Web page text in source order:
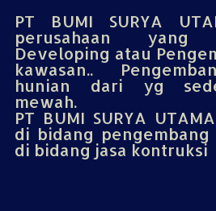
PT BUMI SURYA
perusahaan
Developing atau
kawasan..
hunian dari yg
mewah.
PT BUMI SURYA
di bidang
di bidang jasa kontruksi